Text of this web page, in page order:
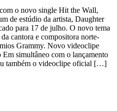
o novo single Hit the Wall,
de estúdio da artista, Daughter
para 17 de julho. O novo tema
cantora e compositora norte-
Grammy. Novo videoclipe
simultâneo com o lançamento
também o videoclipe oficial […]